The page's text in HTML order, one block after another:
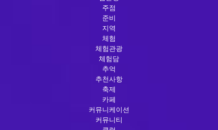
주점
준비
지역
체험
체험관광
체험담
추억
추천사항
축제
카페
커뮤니케이션
커뮤니티